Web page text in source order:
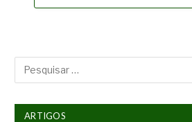
ARTIGOS